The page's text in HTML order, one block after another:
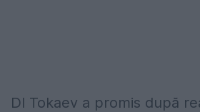
Dl Tokaev a promis după